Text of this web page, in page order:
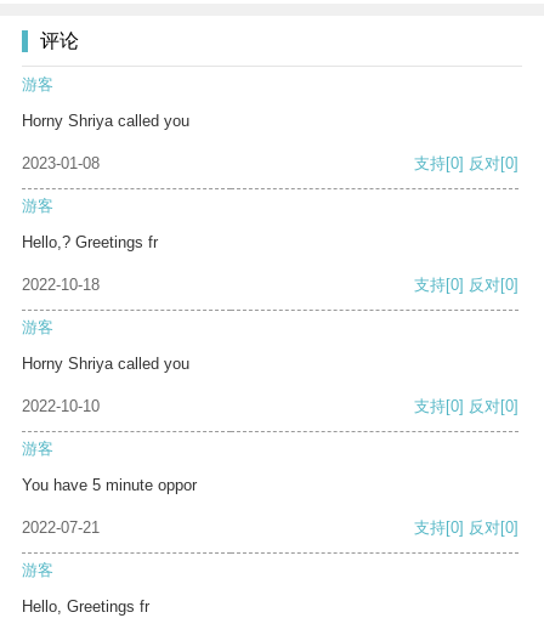
评论
游客
Horny Shriya called you
2023-01-08 支持[0] 反对[0]
游客
Hello,? Greetings fr
2022-10-18 支持[0] 反对[0]
游客
Horny Shriya called you
2022-10-10 支持[0] 反对[0]
游客
You have 5 minute oppor
2022-07-21 支持[0] 反对[0]
游客
Hello, Greetings fr